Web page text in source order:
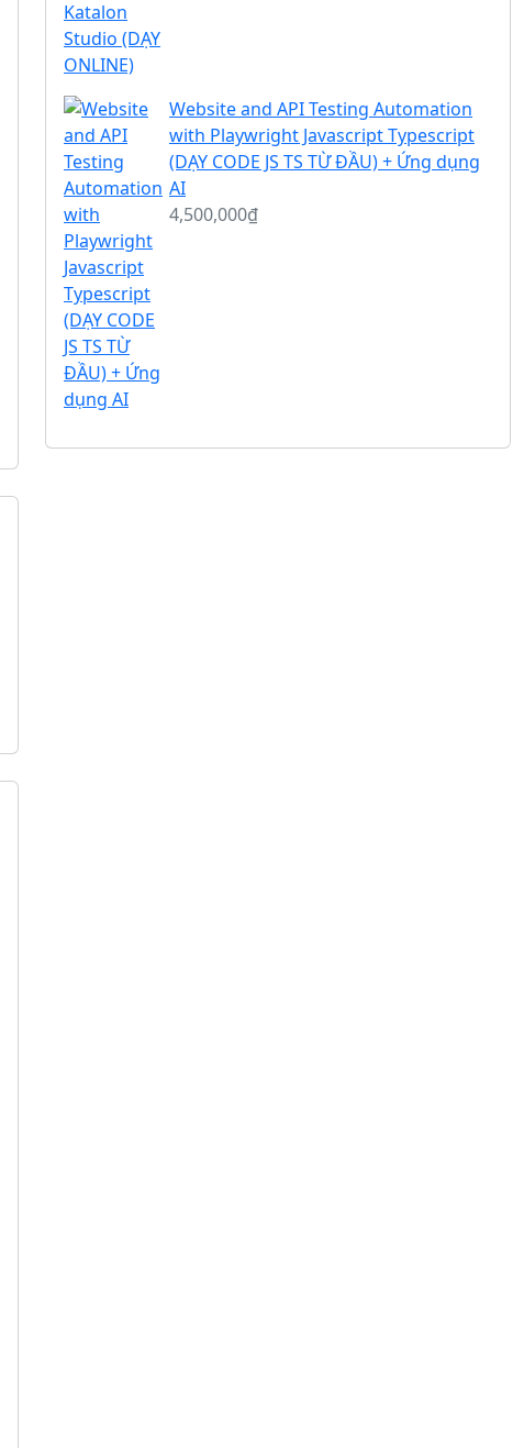
Website and API Testing Automation
with Playwright Javascript Typescript
(DẠY CODE JS TS TỪ ĐẦU) + Ứng dụng
AI
4,500,000₫